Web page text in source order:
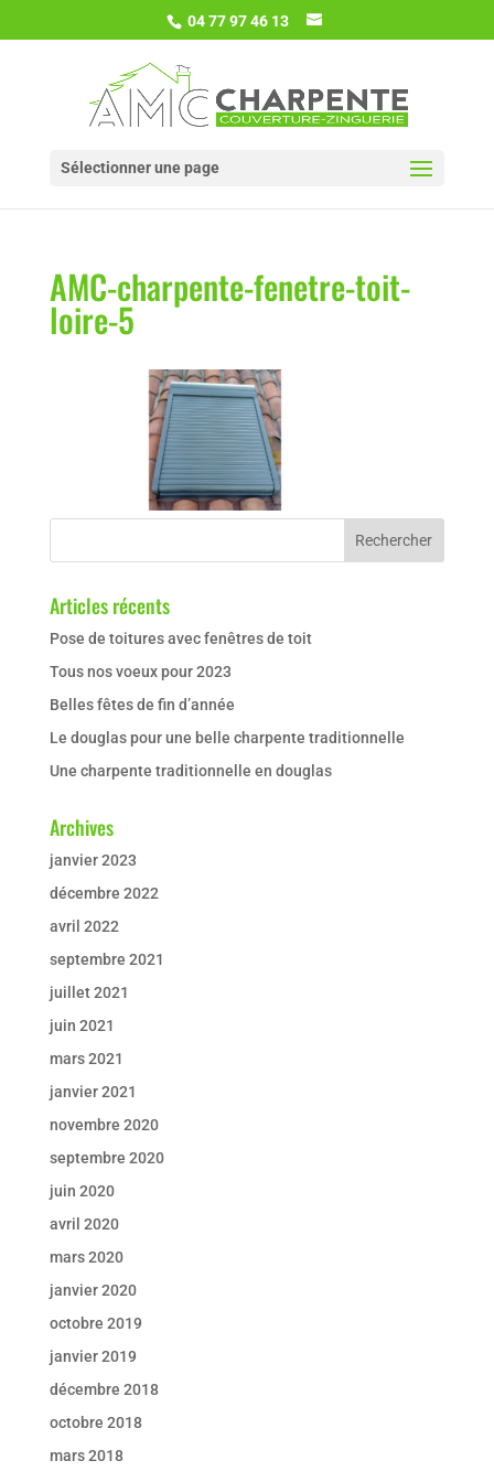
04 77 97 46 13
Sélectionner une page
AMC-charpente-fenetre-toit-
loire-5
Articles récents
Pose de toitures avec fenêtres de toit
Tous nos voeux pour 2023
Belles fêtes de fin d’année
Le douglas pour une belle charpente traditionnelle
Une charpente traditionnelle en douglas
Archives
janvier 2023
décembre 2022
avril 2022
septembre 2021
juillet 2021
juin 2021
mars 2021
janvier 2021
novembre 2020
septembre 2020
juin 2020
avril 2020
mars 2020
janvier 2020
octobre 2019
janvier 2019
décembre 2018
octobre 2018
mars 2018